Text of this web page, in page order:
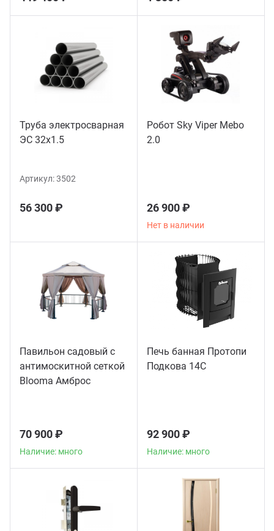
Труба электросварная
ЭС 32x1.5
Артикул:3502
56 300 ₽
Робот Sky Viper Mebo
2.0
26 900 ₽
Нет в наличии
Павильон садовый с
антимоскитной сеткой
Blooma Амброс
70 900 ₽
Наличие: много
Печь банная Протопи
Подкова 14С
92 900 ₽
Наличие: много